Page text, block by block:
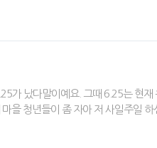
가 났다말이예요. 그때 6.25는 현
을 청년들이 좀 자아 저 사일주일